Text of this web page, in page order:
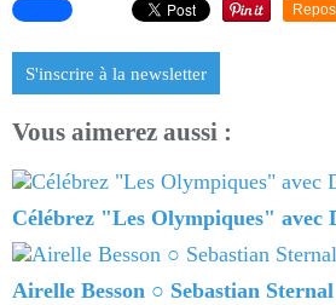
S'inscrire à la newsletter
Vous aimerez aussi :
Célébrez "Les Olympiques" avec
Airelle Besson ○ Sebastian